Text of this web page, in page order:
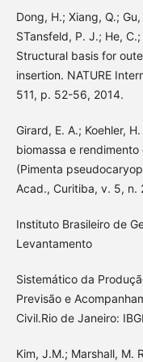
Dong, H.; Xiang, Q.;
STansfeld, P. J.; He,
Structural basis for
insertion. NATURE
511, p. 52-56, 2014.
Girard, E. A.; Koehler,
biomassa e
(Pimenta
Acad., Curitiba, v. 5, n.
Instituto Brasileiro de
Levantamento
Sistemático da
Previsão e
Civil.Rio de Janeiro:
Kim, J.M.; Marshall, M.